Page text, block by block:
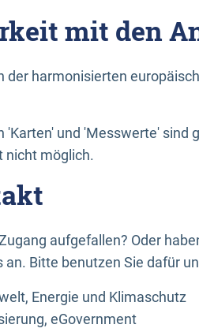
mit den
harmonisierten
'Karten' und 'Messwerte' sind
nicht möglich.
aufgefallen? Oder
an. Bitte benutzen Sie dafür
Energie und Klimaschutz
eGovernment